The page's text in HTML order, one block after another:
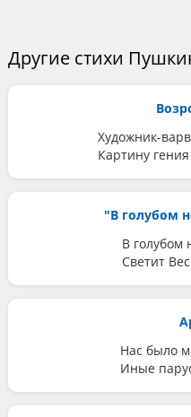
Другие стихи
Художник-
Картину
"В голубом
В голубом
Светит
Нас было
Иные